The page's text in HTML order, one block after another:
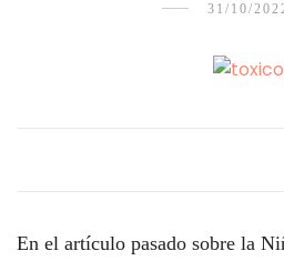
31/10/
En el artículo pasado sobre la